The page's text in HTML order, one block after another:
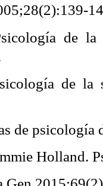
de
de la
de psicología
Holland.